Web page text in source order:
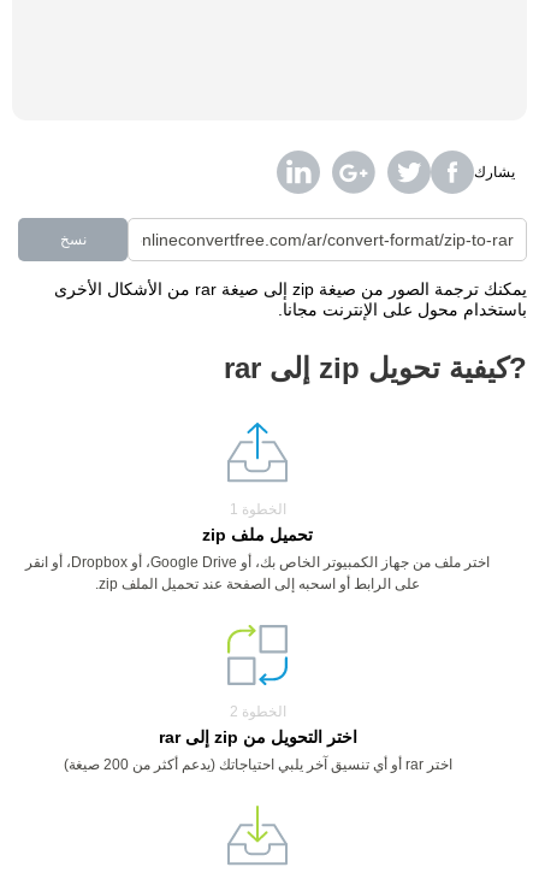
يشارك
نسخ
يمكنك ترجمة الصور من صيغة zip إلى صيغة rar من الأشكال الأخرى
باستخدام محول على الإنترنت مجانا.
?كيفية تحويل zip إلى rar
الخطوة 1
تحميل ملف zip
اختر ملف من جهاز الكمبيوتر الخاص بك، أو Google Drive، أو Dropbox، أو انقر
على الرابط أو اسحبه إلى الصفحة عند تحميل الملف zip.
الخطوة 2
اختر التحويل من zip إلى rar
اختر rar أو أي تنسيق آخر يلبي احتياجاتك (يدعم أكثر من 200 صيغة)